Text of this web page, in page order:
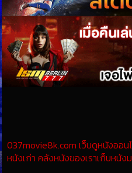
037movie8k.com เว็บดูหนังออ
หนังเก่า คลังหนังของเราเก็บหนั